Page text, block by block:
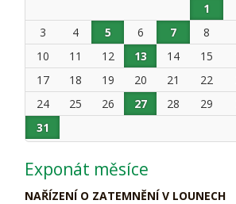
1
3
4 5 6 7 8
10
11 12 13 14 15
17
18 19 20 21 22
24
25 26 27 28 29
31
Exponát měsíce
NAŘÍZENÍ O ZATEMNĚNÍ V LOUNECH